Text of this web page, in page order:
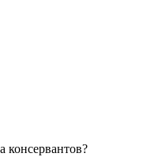
консервантов?